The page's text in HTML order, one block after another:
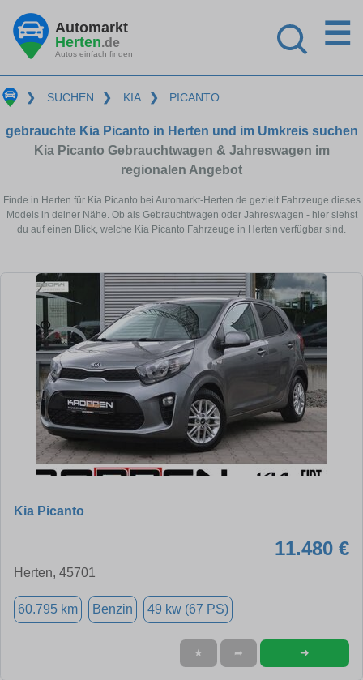
Automarkt
Herten.de
Autos einfach finden
☰
❯ SUCHEN ❯ KIA ❯ PICANTO
gebrauchte Kia Picanto in Herten und im Umkreis suchen
Kia Picanto Gebrauchtwagen & Jahreswagen im
regionalen Angebot
Finde in Herten für Kia Picanto bei Automarkt-Herten.de gezielt Fahrzeuge dieses
Models in deiner Nähe. Ob als Gebrauchtwagen oder Jahreswagen - hier siehst
du auf einen Blick, welche Kia Picanto Fahrzeuge in Herten verfügbar sind.
Kia Picanto
11.480 €
Herten, 45701
60.795 km Benzin 49 kw (67 PS)
★ ➦ ➜